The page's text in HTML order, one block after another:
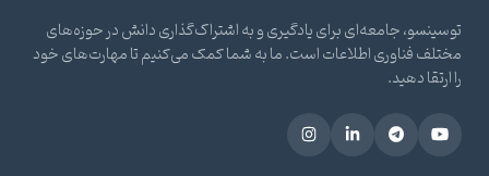
توسینسو، جامعه‌ای برای یادگیری و به اشتراک‌گذاری دانش در حوزه‌های
مختلف فناوری اطلاعات است. ما به شما کمک می‌کنیم تا مهارت‌های خود
را ارتقا دهید.